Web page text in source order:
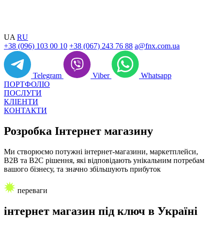
UA RU
+38 (096) 103 00 10 +38 (067) 243 76 88 a@fnx.com.ua
Telegram Viber
Whatsapp
ПОРТФОЛІО
ПОСЛУГИ
КЛІЕНТИ
КОНТАКТИ
Розробка Інтернет магазину
Ми створюємо потужні інтернет-магазини, маркетплейси,
B2B та B2C рішення, які відповідають унікальним потребам
вашого бізнесу, та значно збільшують прибуток
переваги
інтернет магазин під ключ в Україні